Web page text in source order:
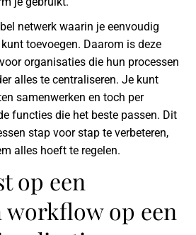
netwerk waarin je eenvoudig
toevoegen. Daarom is deze
organisaties die hun processen
alles te centraliseren. Je kunt
samenwerken en toch per
functies die het beste passen. Dit
stap voor stap te verbeteren,
alles hoeft te regelen.